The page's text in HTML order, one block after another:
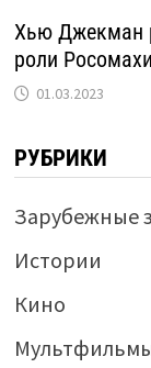
Хью Джекман
роли
01.03.2023
РУБРИКИ
Зарубежные
Истории
Кино